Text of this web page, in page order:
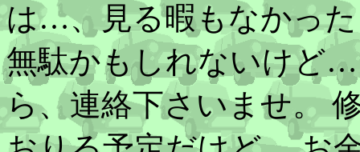
は…、見る暇もなかっ
無駄かもしれないけど
ら、連絡下さいませ。